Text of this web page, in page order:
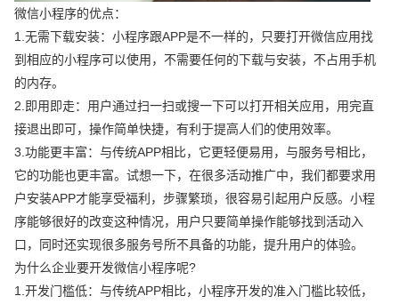
微信小程序的优点：
1.无需下载安装：小程序跟APP是不一样的，只要打开微信应用找
到相应的小程序可以使用，不需要任何的下载与安装，不占用手机
的内存。
2.即用即走：用户通过扫一扫或搜一下可以打开相关应用，用完直
接退出即可，操作简单快捷，有利于提高人们的使用效率。
3.功能更丰富：与传统APP相比，它更轻便易用，与服务号相比，
它的功能也更丰富。试想一下，在很多活动推广中，我们都要求用
户安装APP才能享受福利，步骤繁琐，很容易引起用户反感。小程
序能够很好的改变这种情况，用户只要简单操作能够找到活动入
口，同时还实现很多服务号所不具备的功能，提升用户的体验。
为什么企业要开发微信小程序呢?
1.开发门槛低：与传统APP相比，小程序开发的准入门槛比较低，